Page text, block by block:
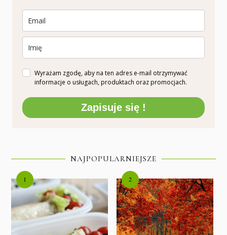
Wyrażam zgodę, aby na ten adres e-mail otrzymywać
informacje o usługach, produktach oraz promocjach.
Zapisuje się !
NAJPOPULARNIEJSZE